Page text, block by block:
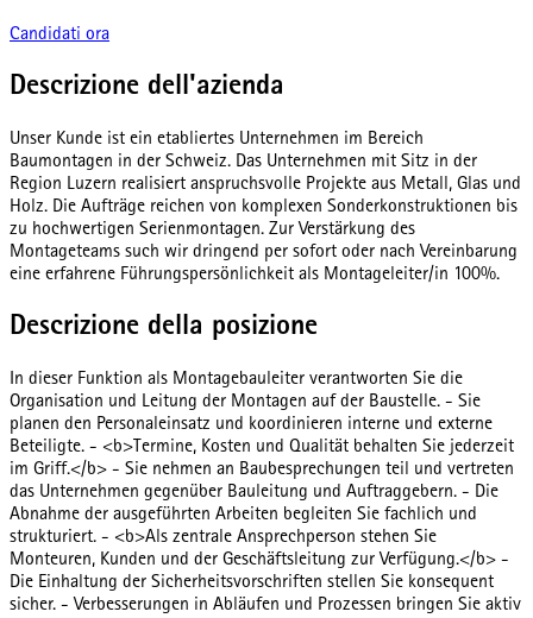
Candidati ora
Descrizione dell'azienda
Unser Kunde ist ein etabliertes Unternehmen im Bereich
Baumontagen in der Schweiz. Das Unternehmen mit Sitz in der
Region Luzern realisiert anspruchsvolle Projekte aus Metall, Glas und
Holz. Die Aufträge reichen von komplexen Sonderkonstruktionen bis
zu hochwertigen Serienmontagen. Zur Verstärkung des
Montageteams such wir dringend per sofort oder nach Vereinbarung
eine erfahrene Führungspersönlichkeit als Montageleiter/in 100%.
Descrizione della posizione
In dieser Funktion als Montagebauleiter verantworten Sie die
Organisation und Leitung der Montagen auf der Baustelle. - Sie
planen den Personaleinsatz und koordinieren interne und externe
Beteiligte. - <b>Termine, Kosten und Qualität behalten Sie jederzeit
im Griff.</b> - Sie nehmen an Baubesprechungen teil und vertreten
das Unternehmen gegenüber Bauleitung und Auftraggebern. - Die
Abnahme der ausgeführten Arbeiten begleiten Sie fachlich und
strukturiert. - <b>Als zentrale Ansprechperson stehen Sie
Monteuren, Kunden und der Geschäftsleitung zur Verfügung.</b> -
Die Einhaltung der Sicherheitsvorschriften stellen Sie konsequent
sicher. - Verbesserungen in Abläufen und Prozessen bringen Sie aktiv